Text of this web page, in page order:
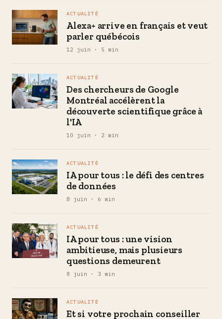
ACTUALITÉ
Alexa+ arrive en français et veut
parler québécois
12 juin · 5 min
ACTUALITÉ
Des chercheurs de Google
Montréal accélèrent la
découverte scientifique grâce à
l'IA
10 juin · 2 min
ACTUALITÉ
IA pour tous : le défi des centres
de données
8 juin · 6 min
ACTUALITÉ
IA pour tous : une vision
ambitieuse, mais plusieurs
questions demeurent
8 juin · 3 min
ACTUALITÉ
Et si votre prochain conseiller